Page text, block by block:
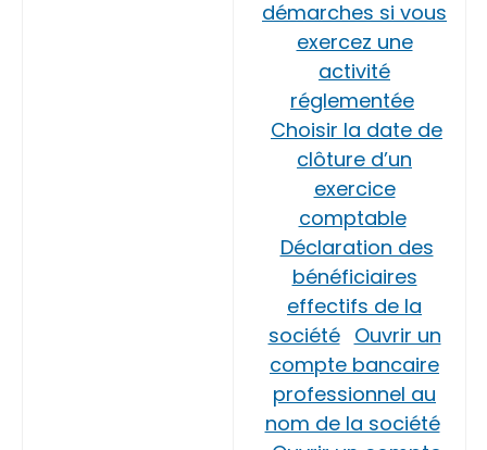
démarches si vous
exercez une
activité
réglementée
Choisir la date de
clôture d’un
exercice
comptable
Déclaration des
bénéficiaires
effectifs de la
société Ouvrir un
compte bancaire
professionnel au
nom de la société